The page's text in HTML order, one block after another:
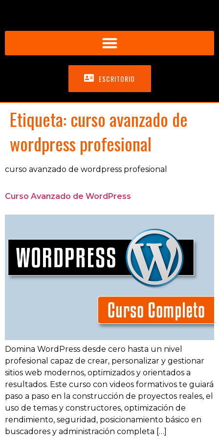
ESCRITORIO
Etiqueta: curso avanzado de
wordpress profesional
curso avanzado de wordpress profesional
Curso Avanzado de WordPress
Domina WordPress desde cero hasta un nivel
profesional capaz de crear, personalizar y gestionar
sitios web modernos, optimizados y orientados a
resultados. Este curso con videos formativos te guiará
paso a paso en la construcción de proyectos reales, el
uso de temas y constructores, optimización de
rendimiento, seguridad, posicionamiento básico en
buscadores y administración completa […]